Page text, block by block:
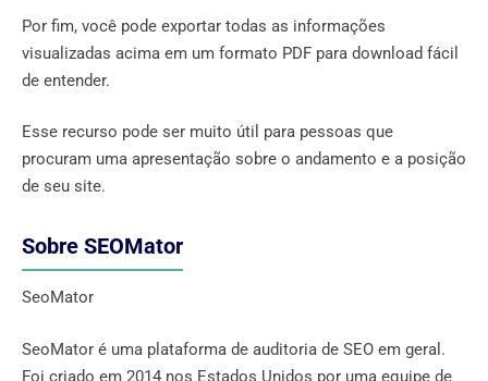
Por fim, você pode exportar todas as informações
visualizadas acima em um formato PDF para download fácil
de entender.
Esse recurso pode ser muito útil para pessoas que
procuram uma apresentação sobre o andamento e a posição
de seu site.
Sobre SEOMator
SeoMator
SeoMator é uma plataforma de auditoria de SEO em geral.
Foi criado em 2014 nos Estados Unidos por uma equipe de